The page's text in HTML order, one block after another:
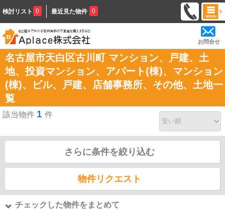
検討リスト 0 最近見た物件 0
お問合せ
名古屋市天白区古川町 マンション、戸建、土
地、投資マンション、アパート(棟)、マンション
(棟)、ビル、戸建、店舗事務所、その他、土地一
覧
該当物件 1 件
さらに条件を絞り込む
物件リクエスト
チェックした物件をまとめて